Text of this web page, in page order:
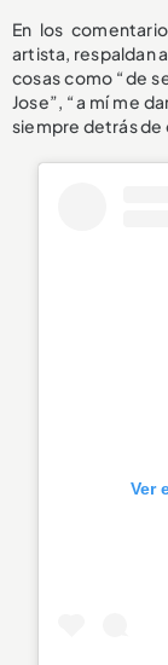
En los
artista, respaldan
cosas como “de
Jose”, “a mí me
siempre detrás de
Ver